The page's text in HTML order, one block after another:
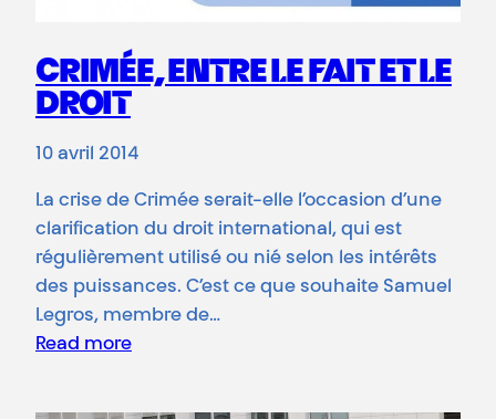
CRIMÉE, ENTRE LE FAIT ET LE
DROIT
10 avril 2014
La crise de Crimée serait-elle l’occasion d’une
clarification du droit international, qui est
régulièrement utilisé ou nié selon les intérêts
des puissances. C’est ce que souhaite Samuel
Legros, membre de…
Read more